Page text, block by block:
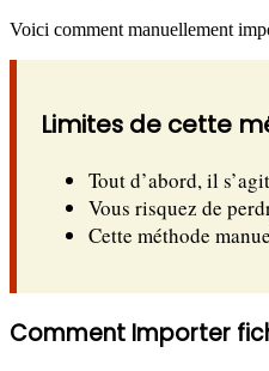
Voici comment manuellement
Limites de cette
Tout d’abord, il
Vous risquez de
Cette méthode
Comment Importer